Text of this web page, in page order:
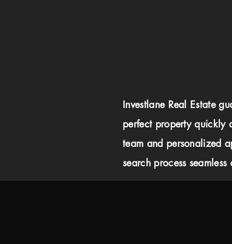
Investlane Real Estate
perfect property quickly
team and personalized
search process seamless